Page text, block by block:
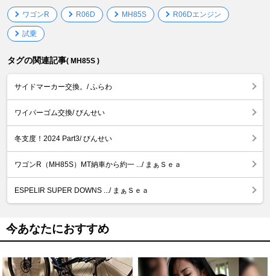
ワゴンR R06D MH85S R06Dエンジン
試乗
タグの関連記事( MH85S )
サイドマーカー交換。/ ふらわ
ワイパーゴム交換/ びんせい
冬支度！2024 Part3/ びんせい
ワゴンR（MH85S）MT納車から約一 .../ まぁＳｅａ
ESPELIR SUPER DOWNS .../ まぁＳｅａ
今あなたにおすすめ